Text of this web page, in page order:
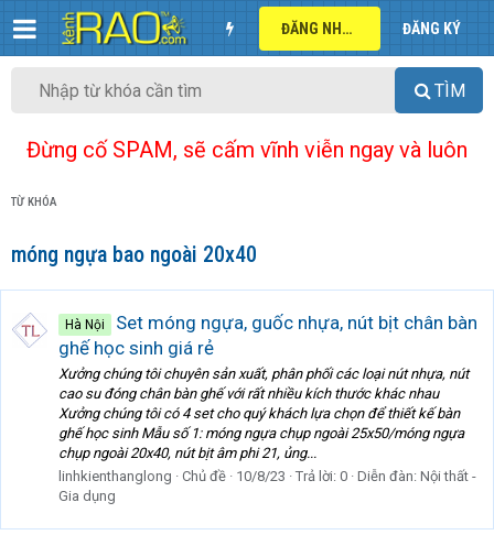
ĐĂNG NHẬP ĐĂNG KÝ
TÌM
Đừng cố SPAM, sẽ cấm vĩnh viễn ngay và luôn
TỪ KHÓA
móng ngựa bao ngoài 20x40
Hà Nội
Set móng ngựa, guốc nhựa, nút bịt chân bàn
ghế học sinh giá rẻ
Xưởng chúng tôi chuyên sản xuất, phân phối các loại nút nhựa, nút
cao su đóng chân bàn ghế với rất nhiều kích thước khác nhau
Xưởng chúng tôi có 4 set cho quý khách lựa chọn để thiết kế bàn
ghế học sinh Mẫu số 1: móng ngựa chụp ngoài 25x50/móng ngựa
chụp ngoài 20x40, nút bịt âm phi 21, ủng...
linhkienthanglong
Chủ đề 10/8/23 Trả lời: 0 Diễn đàn: Nội thất -
Gia dụng